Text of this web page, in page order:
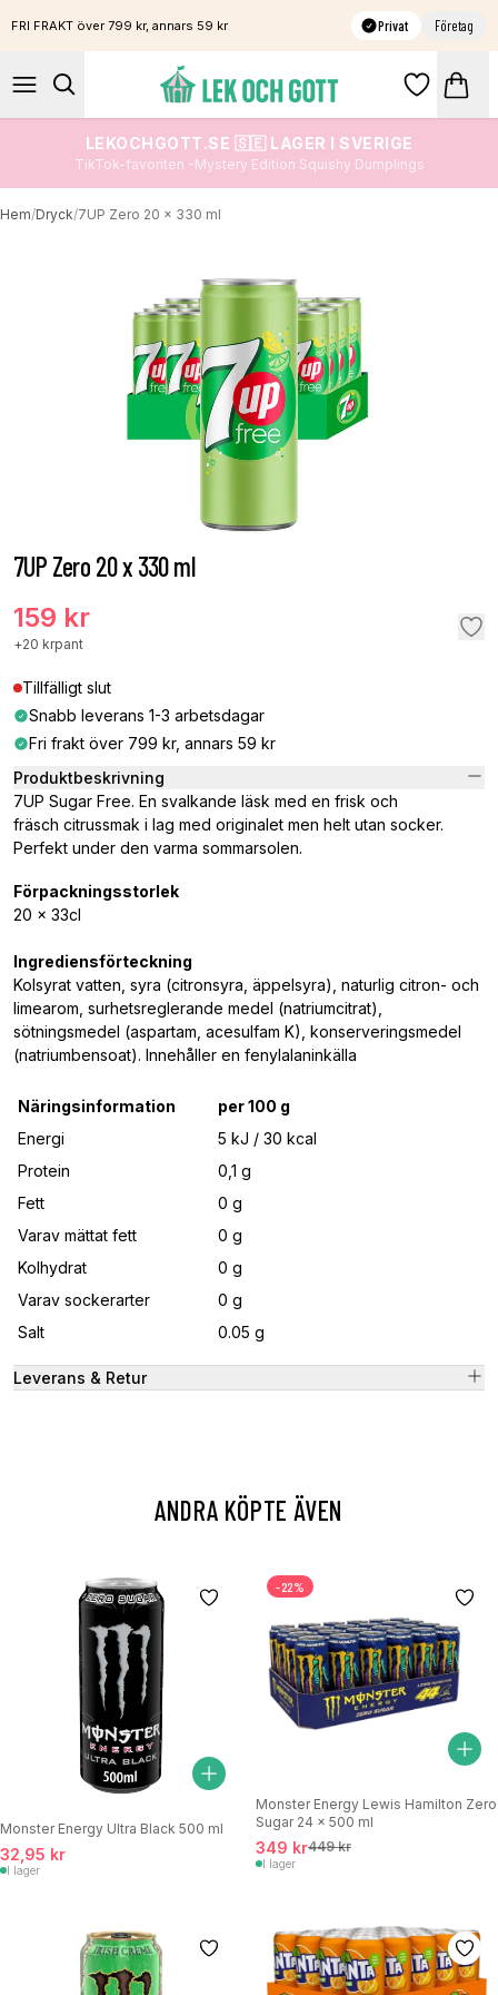
FRI FRAKT över 799 kr, annars 59 kr Privat Företag
LEKOCHGOTT.SE 🇸🇪 LAGER I SVERIGE
TikTok-favoriten -Mystery Edition Squishy Dumplings
Hem/Dryck/7UP Zero 20 x 330 ml
7UP Zero 20 x 330 ml
159 kr
+20 krpant
Tillfälligt slut
Snabb leverans 1-3 arbetsdagar
Fri frakt över 799 kr, annars 59 kr
Produktbeskrivning
7UP Sugar Free. En svalkande läsk med en frisk och
fräsch citrussmak i lag med originalet men helt utan socker.
Perfekt under den varma sommarsolen.
Förpackningsstorlek
20 x 33cl
Ingrediensförteckning
Kolsyrat vatten, syra (citronsyra, äppelsyra), naturlig citron- och
limearom, surhetsreglerande medel (natriumcitrat),
sötningsmedel (aspartam, acesulfam K), konserveringsmedel
(natriumbensoat). Innehåller en fenylalaninkälla
Näringsinformation
per 100 g
Energi
5 kJ / 30 kcal
Protein
0,1 g
Fett
0 g
Varav mättat fett
0 g
Kolhydrat
0 g
Varav sockerarter
0 g
Salt
0.05 g
Leverans & Retur
ANDRA KÖPTE ÄVEN
Monster Energy Ultra Black 500 ml
32,95 kr
I lager
-22%
Monster Energy Lewis Hamilton Zero
Sugar 24 x 500 ml
349 kr449 kr
I lager